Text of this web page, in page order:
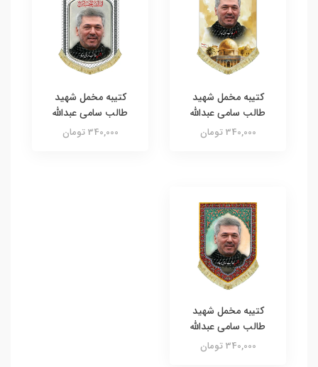
کتیبه مخمل شهید
طالب سامی عبدالله
340,000 تومان
کتیبه مخمل شهید
طالب سامی عبدالله
340,000 تومان
کتیبه مخمل شهید
طالب سامی عبدالله
340,000 تومان